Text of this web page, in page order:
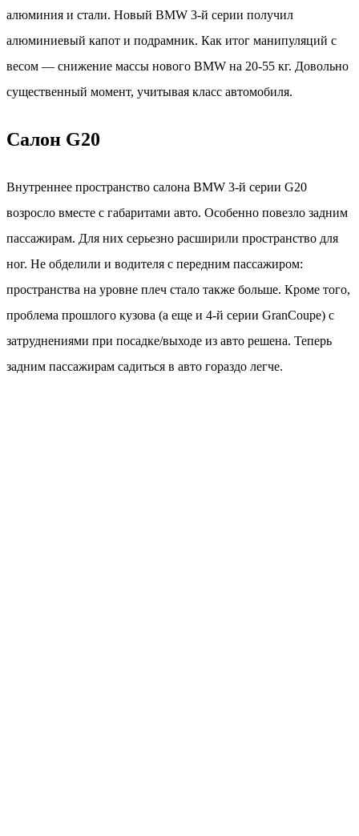
алюминия и стали. Новый BMW 3-й серии получил
алюминиевый капот и подрамник. Как итог манипуляций с
весом — снижение массы нового BMW на 20-55 кг. Довольно
существенный момент, учитывая класс автомобиля.
Салон G20
Внутреннее пространство салона BMW 3-й серии G20
возросло вместе с габаритами авто. Особенно повезло задним
пассажирам. Для них серьезно расширили пространство для
ног. Не обделили и водителя с передним пассажиром:
пространства на уровне плеч стало также больше. Кроме того,
проблема прошлого кузова (а еще и 4-й серии GranCoupe) с
затруднениями при посадке/выходе из авто решена. Теперь
задним пассажирам садиться в авто гораздо легче.